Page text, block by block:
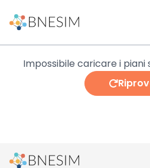
Impossibile caricare i piani